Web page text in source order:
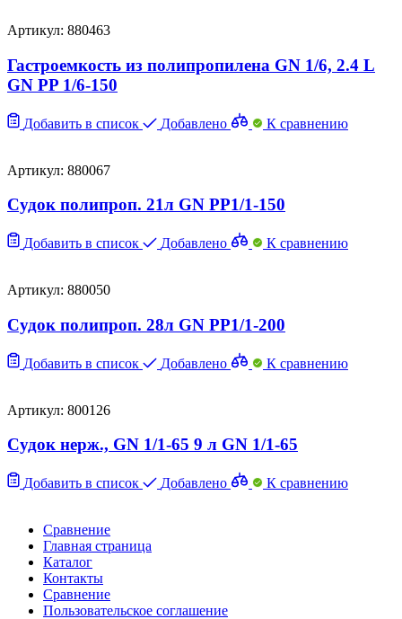
Артикул: 880463
Гастроемкость из полипропилена GN 1/6, 2.4 L
GN PP 1/6-150
Добавить в список Добавлено К сравнению
Артикул: 880067
Судок полипроп. 21л GN PP1/1-150
Добавить в список Добавлено К сравнению
Артикул: 880050
Судок полипроп. 28л GN PP1/1-200
Добавить в список Добавлено К сравнению
Артикул: 800126
Судок нерж., GN 1/1-65 9 л GN 1/1-65
Добавить в список Добавлено К сравнению
Сравнение
Главная страница
Каталог
Контакты
Сравнение
Пользовательское соглашение